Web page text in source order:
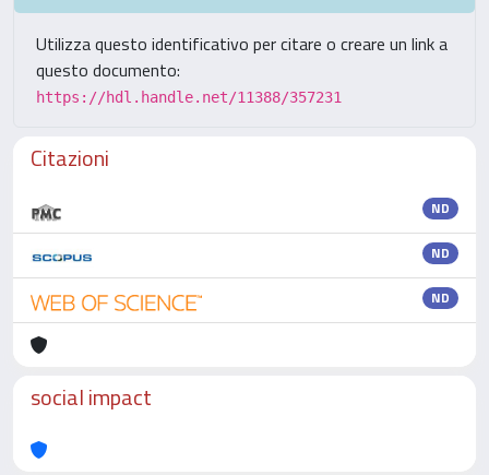
Utilizza questo identificativo per citare o creare un link a
questo documento:
https://hdl.handle.net/11388/357231
Citazioni
ND
ND
ND
social impact